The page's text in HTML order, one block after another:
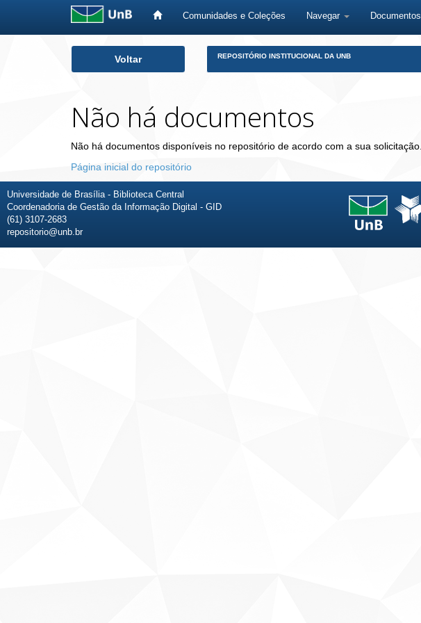
Comunidades e Coleções Navegar Documentos
Voltar REPOSITÓRIO INSTITUCIONAL DA UNB
Não há documentos
Não há documentos disponíveis no repositório de acordo com a sua solicitação.
Página inicial do repositório
Universidade de Brasília - Biblioteca Central
Coordenadoria de Gestão da Informação Digital - GID
(61) 3107-2683
repositorio@unb.br